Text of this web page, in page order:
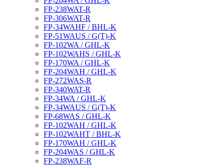
FP-238WAT-R
FP-306WAT-R
FP-34WAHF / BHL-K
FP-51WAUS / G(T)-K
FP-102WA / GHL-K
FP-102WAHS / GHL-K
FP-170WA / GHL-K
FP-204WAH / GHL-K
FP-272WAS-R
FP-340WAT-R
FP-34WA / GHL-K
FP-34WAUS / G(T)-K
FP-68WAS / GHL-K
FP-102WAH / GHL-K
FP-102WAHT / BHL-K
FP-170WAH / GHL-K
FP-204WAS / GHL-K
FP-238WAF-R